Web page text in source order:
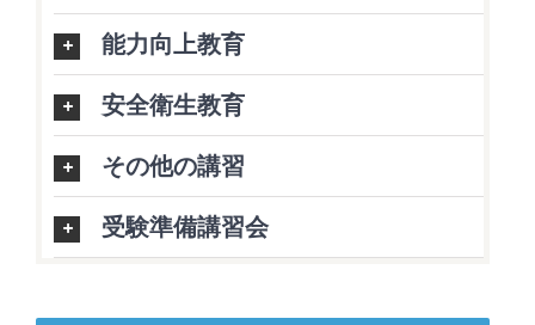
能力向上教育
安全衛生教育
その他の講習
受験準備講習会